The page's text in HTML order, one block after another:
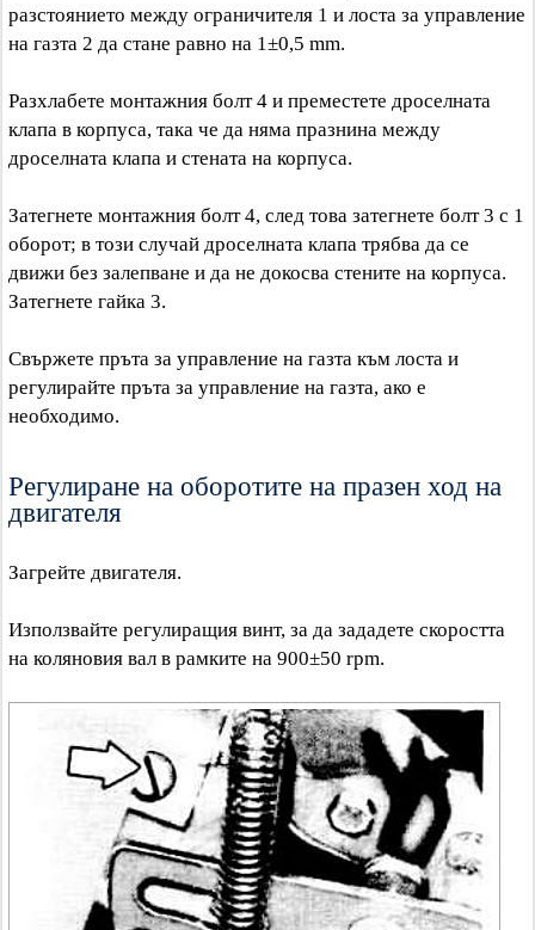
разстоянието между ограничителя 1 и лоста за управление
на газта 2 да стане равно на 1±0,5 mm.
Разхлабете монтажния болт 4 и преместете дроселната
клапа в корпуса, така че да няма празнина между
дроселната клапа и стената на корпуса.
Затегнете монтажния болт 4, след това затегнете болт 3 с 1
оборот; в този случай дроселната клапа трябва да се
движи без залепване и да не докосва стените на корпуса.
Затегнете гайка 3.
Свържете пръта за управление на газта към лоста и
регулирайте пръта за управление на газта, ако е
необходимо.
Регулиране на оборотите на празен ход на
двигателя
Загрейте двигателя.
Използвайте регулиращия винт, за да зададете скоростта
на коляновия вал в рамките на 900±50 rpm.